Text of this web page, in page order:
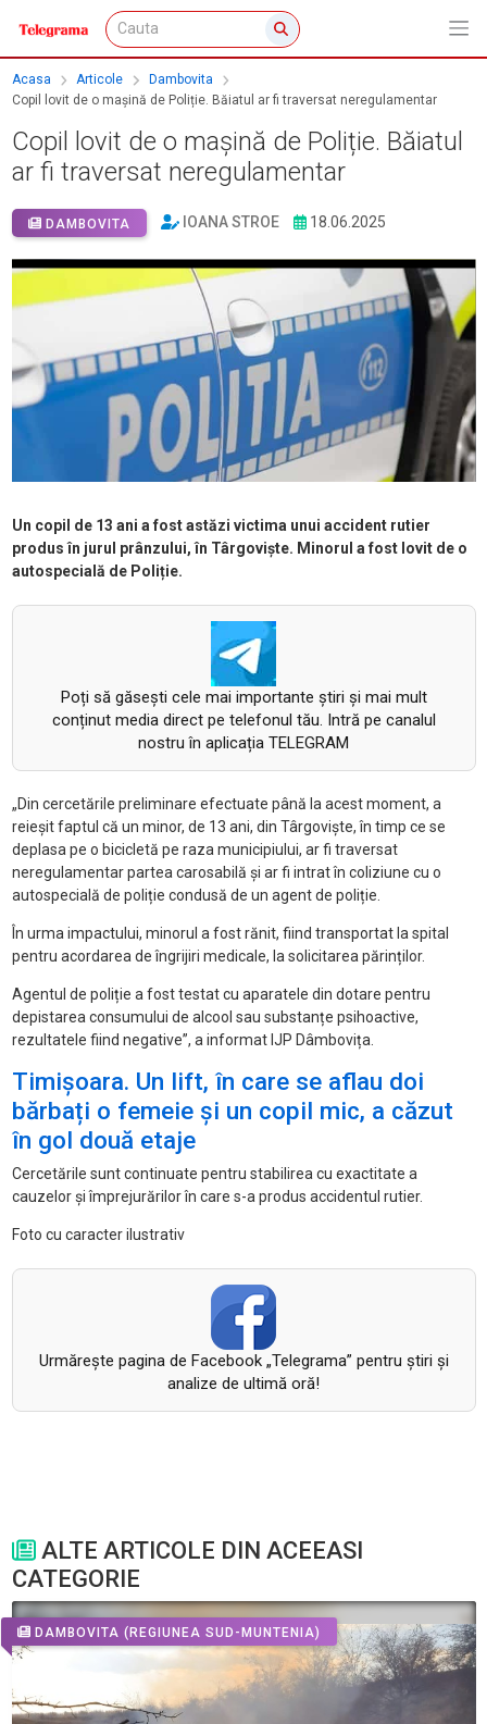
Acasa Articole
Dambovita
Copil lovit de o mașină de Poliție. Băiatul ar fi traversat neregulamentar
Copil lovit de o mașină de Poliție. Băiatul
ar fi traversat neregulamentar
DAMBOVITA IOANA STROE 18.06.2025
Un copil de 13 ani a fost astăzi victima unui accident rutier
produs în jurul prânzului, în Târgoviște. Minorul a fost lovit de o
autospecială de Poliție.
Poți să găsești cele mai importante știri și mai mult
conținut media direct pe telefonul tău. Intră pe canalul
nostru în aplicația TELEGRAM
„Din cercetările preliminare efectuate până la acest moment, a
reieșit faptul că un minor, de 13 ani, din Târgoviște, în timp ce se
deplasa pe o bicicletă pe raza municipiului, ar fi traversat
neregulamentar partea carosabilă și ar fi intrat în coliziune cu o
autospecială de poliție condusă de un agent de poliție.
În urma impactului, minorul a fost rănit, fiind transportat la spital
pentru acordarea de îngrijiri medicale, la solicitarea părinților.
Agentul de poliție a fost testat cu aparatele din dotare pentru
depistarea consumului de alcool sau substanțe psihoactive,
rezultatele fiind negative”, a informat IJP Dâmbovița.
Timișoara. Un lift, în care se aflau doi
bărbați o femeie și un copil mic, a căzut
în gol două etaje
Cercetările sunt continuate pentru stabilirea cu exactitate a
cauzelor și împrejurărilor în care s-a produs accidentul rutier.
Foto cu caracter ilustrativ
Urmăreşte pagina de Facebook „Telegrama” pentru ştiri şi
analize de ultimă oră!
ALTE ARTICOLE DIN ACEEASI
CATEGORIE
DAMBOVITA (REGIUNEA SUD-MUNTENIA)